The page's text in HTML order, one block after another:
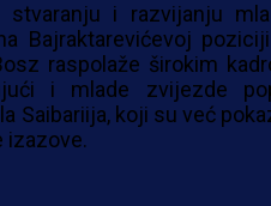
i razvijanju
Bajraktarevićevoj
raspolaže širokim
i mlade zvijezde
Saibariija, koji su već
izazove.